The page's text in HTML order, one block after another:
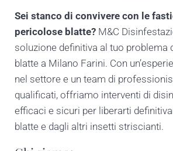
Sei stanco di convivere con le
pericolose blatte?M&C
soluzione definitiva al tuo problema
blatte a Milano Farini. Con
nel settore e un team di
qualificati, offriamo interventi di
efficaci e sicuri per liberarti
blatte e dagli altri insetti striscianti.